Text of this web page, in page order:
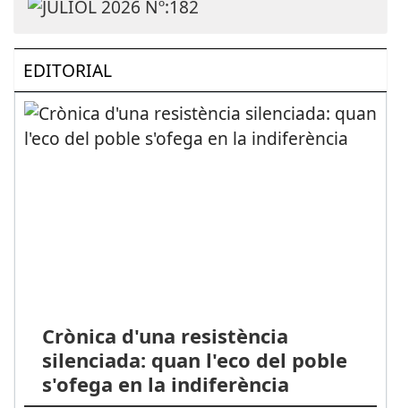
EDITORIAL
Crònica d'una resistència
silenciada: quan l'eco del poble
s'ofega en la indiferència